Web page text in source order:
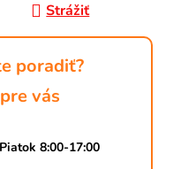
Strážiť
poradiť?
vás
8:00-17:00